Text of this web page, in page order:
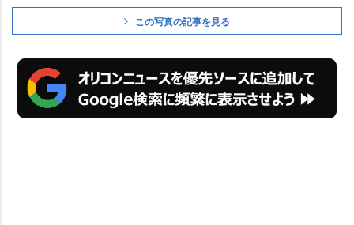
この写真の記事を見る